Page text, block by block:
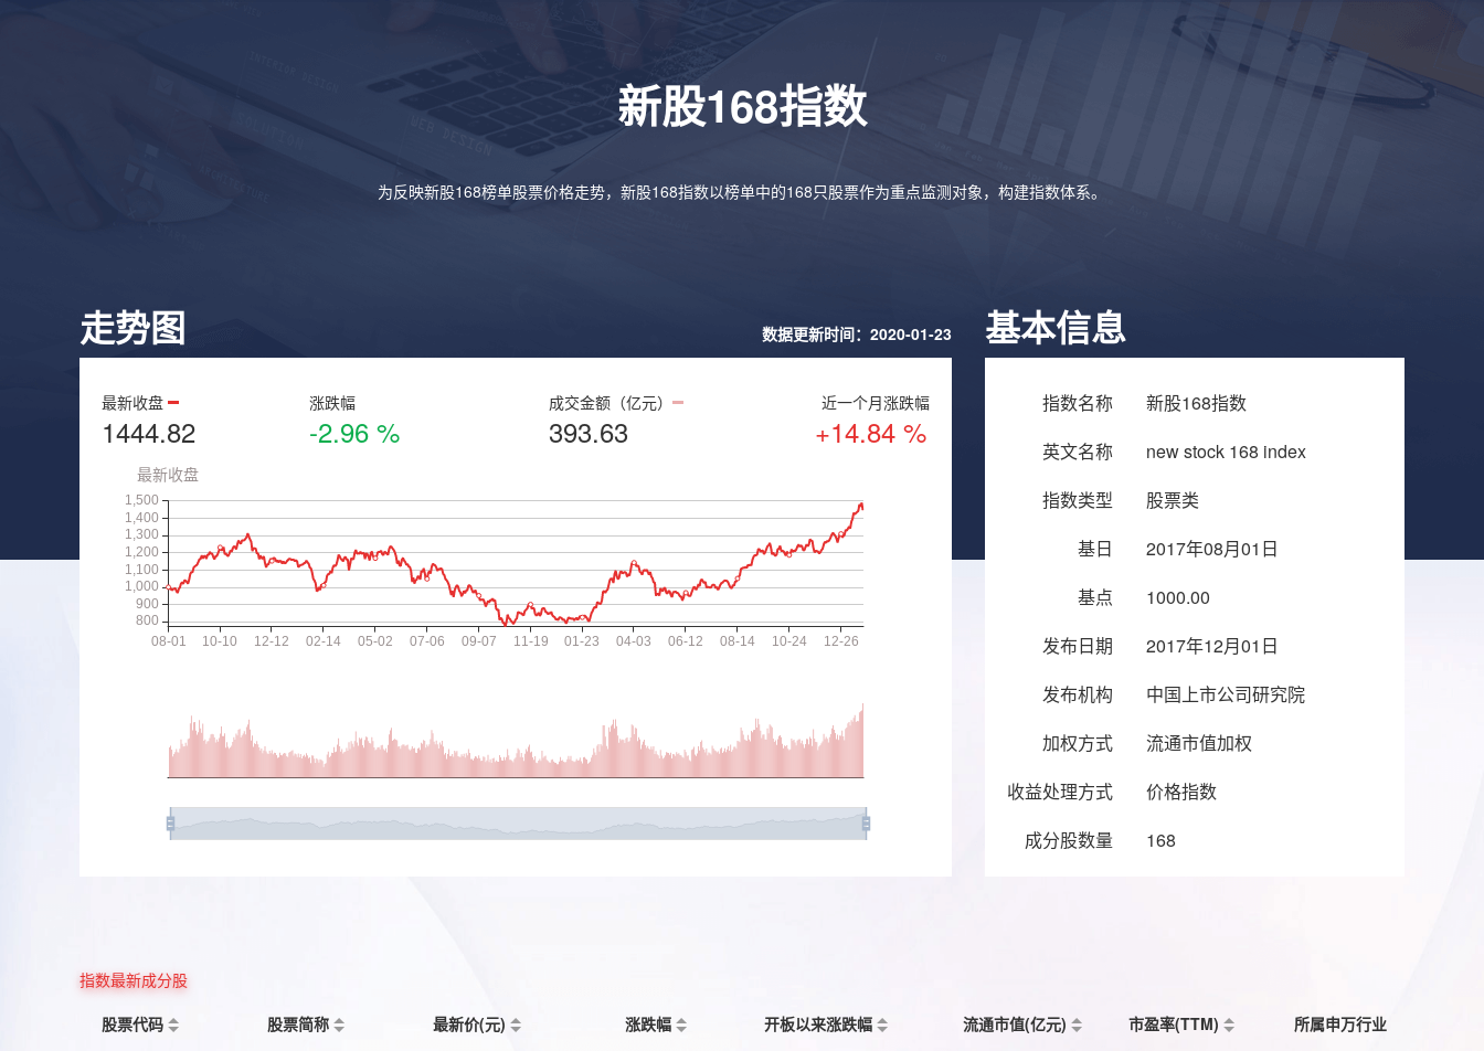
新股168指数
为反映新股168榜单股票价格走势，新股168指数以榜单中的168只股票作为重点监测对象，构建指数体系。
走势图 数据更新时间：2020-01-23
最新收盘
1444.82
涨跌幅
-2.96 %
成交金额（亿元）
393.63
近一个月涨跌幅
+14.84 %
基本信息
指数名称
新股168指数
英文名称
new stock 168 index
指数类型
股票类
基日
2017年08月01日
基点
1000.00
发布日期
2017年12月01日
发布机构
中国上市公司研究院
加权方式
流通市值加权
收益处理方式
价格指数
成分股数量
168
指数最新成分股
股票代码
股票简称 最新价(元) 涨跌幅 开板以来涨跌幅 流通市值(亿元) 市盈率(TTM) 所属申万行业